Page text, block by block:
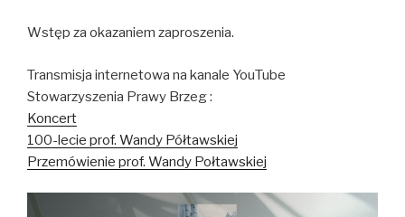
Wstęp za okazaniem zaproszenia.
Transmisja internetowa na kanale YouTube
Stowarzyszenia Prawy Brzeg :
Koncert
100-lecie prof. Wandy Półtawskiej
Przemówienie prof. Wandy Połtawskiej